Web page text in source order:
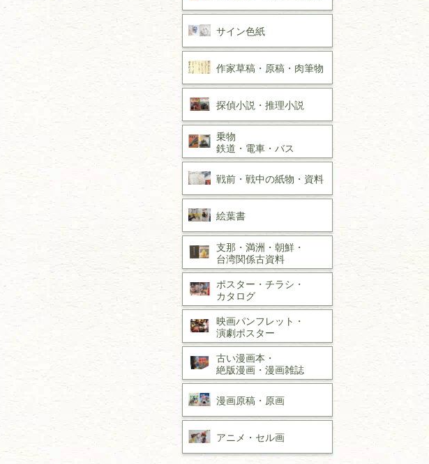
サイン色紙
作家草稿・原稿・ 肉筆物
探偵小説・ 推理小説
乗物
鉄道・ 電車・ バス
戦前・戦中の紙物・資料
絵葉書
支那・満洲・朝鮮・
台湾関係古資料
ポスター・チラシ・
カタログ
映画パンフレット・
演劇ポスター
古い漫画本・
絶版漫画・漫画雑誌
漫画原稿・ 原画
アニメ・ セル画